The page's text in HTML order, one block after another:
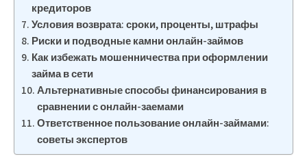
кредиторов
Условия возврата: сроки, проценты, штрафы
Риски и подводные камни онлайн-займов
Как избежать мошенничества при оформлении
займа в сети
Альтернативные способы финансирования в
сравнении с онлайн-заемами
Ответственное пользование онлайн-займами:
советы экспертов